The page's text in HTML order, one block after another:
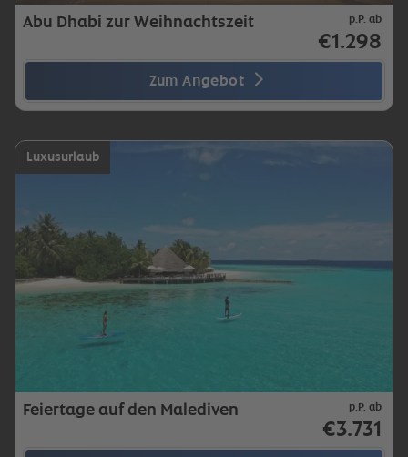
Abu Dhabi zur Weihnachtszeit p.P. ab
€1.298
Zum Angebot
Luxusurlaub
Feiertage auf den Malediven p.P. ab
€3.731